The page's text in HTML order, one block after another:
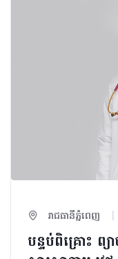
រាជធានីភ្នំពេញ |
បន្ទប់ពិគ្រោះ